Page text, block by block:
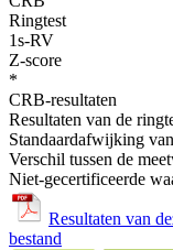
Ringtest
1s-RV
Z-score
*
CRB-resultaten
Resultaten van de
Standaardafwijking
Verschil tussen de
Niet-gecertificeerde
Resultaten van
bestand